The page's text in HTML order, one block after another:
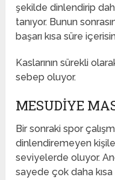
şekilde dinlendirip
tanıyor. Bunun
başarı kısa süre
Kaslarının sürekli
sebep oluyor.
MESUDIYE
Bir sonraki spor
dinlendiremeyen
seviyelerde oluyor.
sayede çok daha